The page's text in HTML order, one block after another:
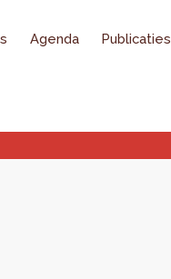
Agenda Publicaties